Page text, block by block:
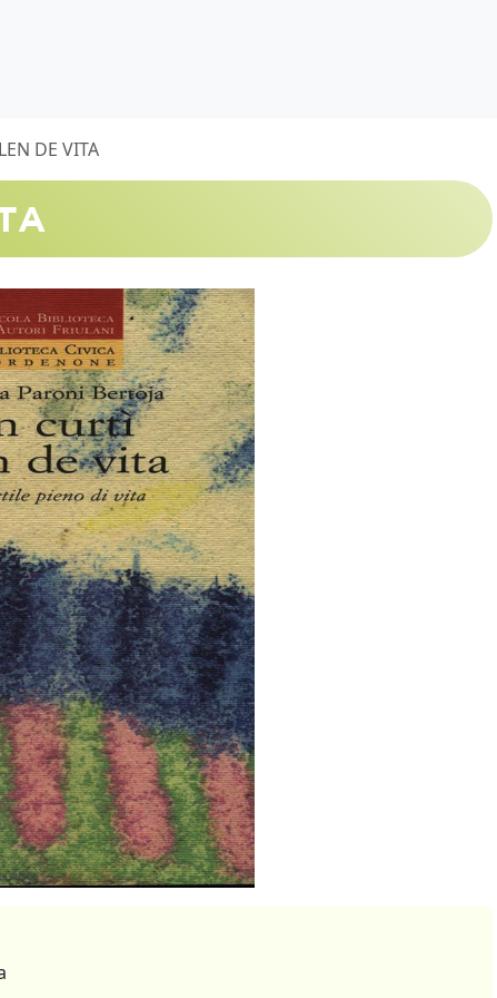
DE VITA